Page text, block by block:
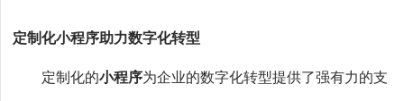
定制化小程序助力数字化转型
定制化的小程序为企业的数字化转型提供了强有力的支